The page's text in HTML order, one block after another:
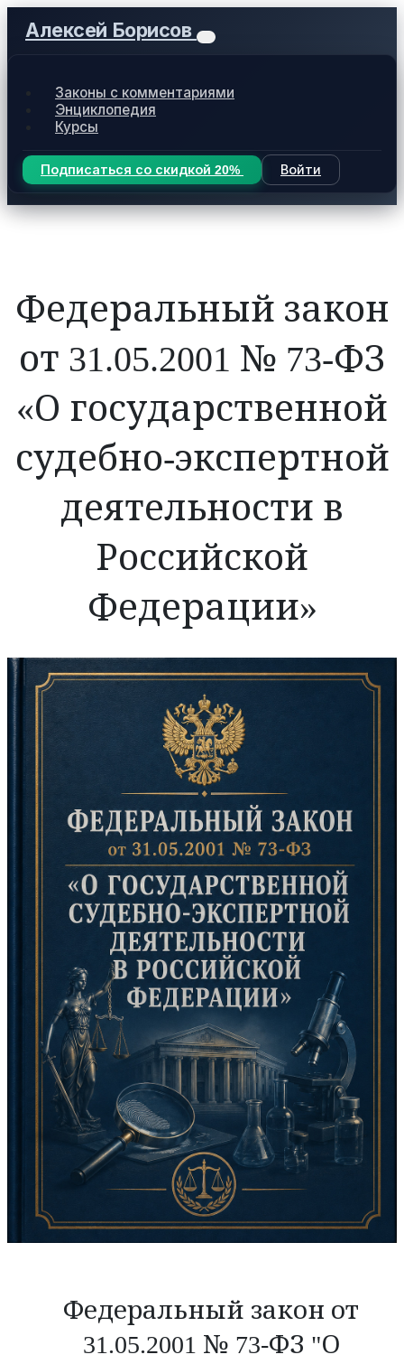
Алексей Борисов
Законы с комментариями
Энциклопедия
Курсы
Подписаться со скидкой 20% Войти
Федеральный закон
от 31.05.2001 № 73-ФЗ
«О государственной
судебно-экспертной
деятельности в
Российской
Федерации»
Федеральный закон от
31.05.2001 № 73-ФЗ "О